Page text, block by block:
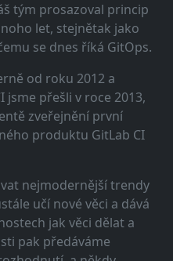
tým prosazoval princip
let, stejnětak jako
se dnes říká GitOps.
od roku 2012 a
jsme přešli v roce 2013,
zveřejnění první
produktu GitLab CI
nejmodernější trendy
učí nové věci a dává
jak věci dělat a
pak předáváme